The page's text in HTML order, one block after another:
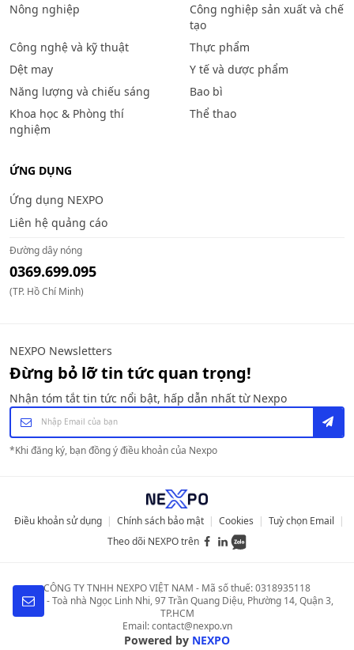
Nông nghiệp
Công nghiệp sản xuất và chế
tạo
Công nghệ và kỹ thuật
Thực phẩm
Dệt may
Y tế và dược phẩm
Năng lượng và chiếu sáng
Bao bì
Khoa học & Phòng thí
nghiệm
Thể thao
ỨNG DỤNG
Ứng dụng NEXPO
Liên hệ quảng cáo
Đường dây nóng
0369.699.095
(TP. Hồ Chí Minh)
NEXPO Newsletters
Đừng bỏ lỡ tin tức quan trọng!
Nhận tóm tắt tin tức nổi bật, hấp dẫn nhất từ Nexpo
*Khi đăng ký, bạn đồng ý điều khoản của Nexpo
Điều khoản sử dụng | Chính sách bảo mật | Cookies | Tuỳ chọn Email |
Theo dõi NEXPO trên
CÔNG TY TNHH NEXPO VIỆT NAM - Mã số thuế: 0318935118
Lầu 4 - Toà nhà Ngọc Linh Nhi,97 Trần Quang Diệu, Phường 14, Quận 3,
TP.HCM
Email:contact@nexpo.vn
Powered by NEXPO